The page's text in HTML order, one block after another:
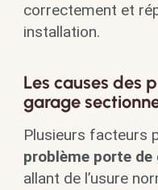
correctement et
installation.
Les causes des
garage
Plusieurs facteurs
problème porte
allant de l’usure